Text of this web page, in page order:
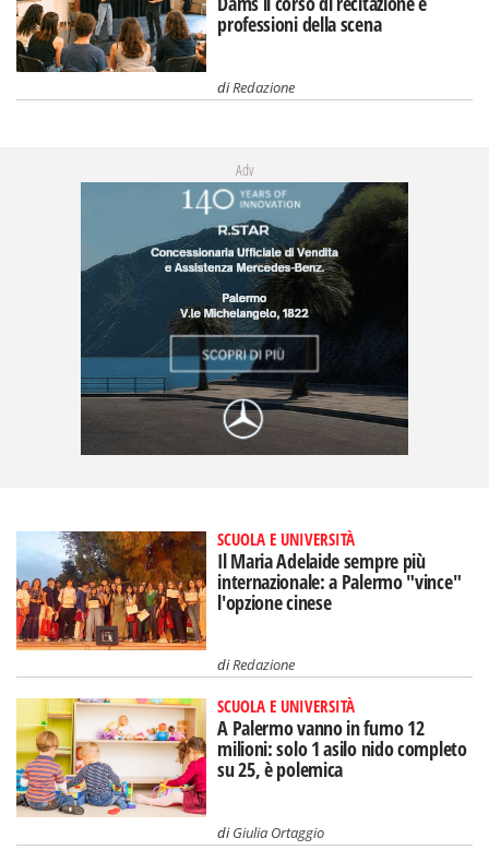
professioni della scena
diRedazione
Adv
SCUOLA E UNIVERSITÀ
Il Maria Adelaide sempre più
internazionale: a Palermo "vince"
l'opzione cinese
diRedazione
SCUOLA E UNIVERSITÀ
A Palermo vanno in fumo 12
milioni: solo 1 asilo nido completo
su 25, è polemica
diGiulia Ortaggio